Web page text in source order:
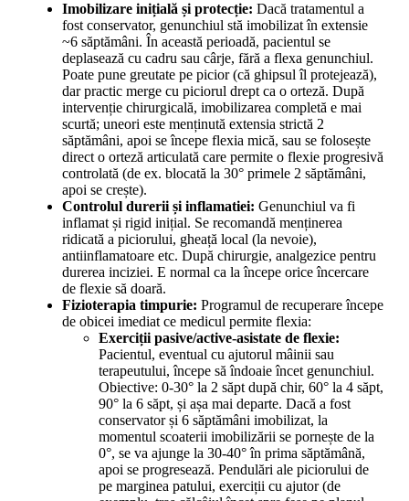
Imobilizare inițială și protecție: Dacă tratamentul a
fost conservator, genunchiul stă imobilizat în extensie
~6 săptămâni. În această perioadă, pacientul se
deplasează cu cadru sau cârje, fără a flexa genunchiul.
Poate pune greutate pe picior (că ghipsul îl protejează),
dar practic merge cu piciorul drept ca o orteză. După
intervenție chirurgicală, imobilizarea completă e mai
scurtă; uneori este menținută extensia strictă 2
săptămâni, apoi se începe flexia mică, sau se folosește
direct o orteză articulată care permite o flexie progresivă
controlată (de ex. blocată la 30° primele 2 săptămâni,
apoi se crește).
Controlul durerii și inflamatiei: Genunchiul va fi
inflamat și rigid inițial. Se recomandă menținerea
ridicată a piciorului, gheață local (la nevoie),
antiinflamatoare etc. După chirurgie, analgezice pentru
durerea inciziei. E normal ca la începe orice încercare
de flexie să doară.
Fizioterapia timpurie: Programul de recuperare începe
de obicei imediat ce medicul permite flexia:
Exerciții pasive/active-asistate de flexie:
Pacientul, eventual cu ajutorul mâinii sau
terapeutului, începe să îndoaie încet genunchiul.
Obiective: 0-30° la 2 săpt după chir, 60° la 4 săpt,
90° la 6 săpt, și așa mai departe. Dacă a fost
conservator și 6 săptămâni imobilizat, la
momentul scoaterii imobilizării se pornește de la
0°, se va ajunge la 30-40° în prima săptămână,
apoi se progresează. Pendulări ale piciorului de
pe marginea patului, exerciții cu ajutor (de